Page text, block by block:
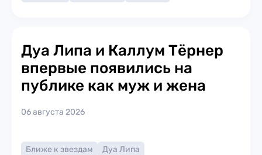
Дуа Липа и Каллум Тёрнер
впервые появились на
публике как муж и жена
06 августа 2026
Ближе к звездам
Дуа Липа